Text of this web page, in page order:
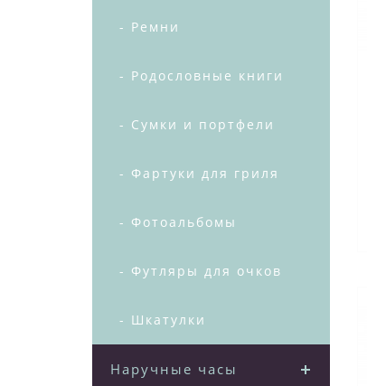
- Ремни
- Родословные книги
- Сумки и портфели
- Фартуки для гриля
- Фотоальбомы
- Футляры для очков
- Шкатулки
Наручные часы